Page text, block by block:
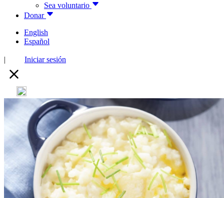
Sea voluntario
Donar
English
Español
| Iniciar sesión